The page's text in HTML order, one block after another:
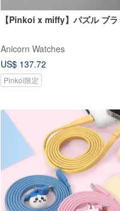
【Pinkoi x miffy】パズル ブラ
Anicorn Watches
US$ 137.72
Pinkoi限定